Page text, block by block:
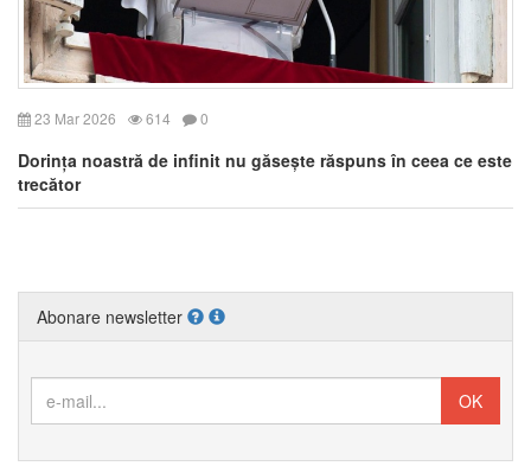
23 Mar 2026 614 0
Dorința noastră de infinit nu găsește răspuns în ceea ce este
trecător
Abonare newsletter